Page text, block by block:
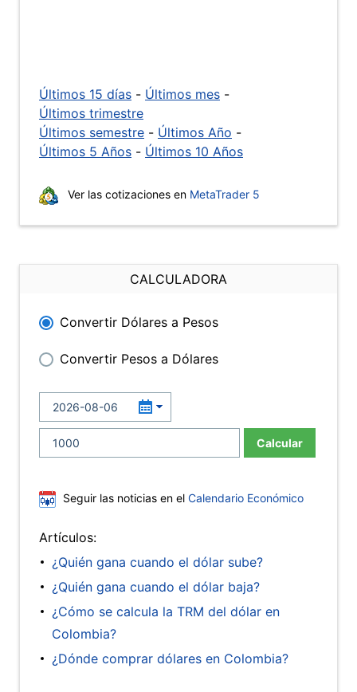
Últimos 15 días - Últimos mes -
Últimos trimestre
Últimos semestre - Últimos Año -
Últimos 5 Años - Últimos 10 Años
Ver las cotizaciones en MetaTrader 5
CALCULADORA
Convertir Dólares a Pesos
Convertir Pesos a Dólares
Calcular
Seguir las noticias en el Calendario Económico
Artículos:
¿Quién gana cuando el dólar sube?
¿Quién gana cuando el dólar baja?
¿Cómo se calcula la TRM del dólar en
Colombia?
¿Dónde comprar dólares en Colombia?